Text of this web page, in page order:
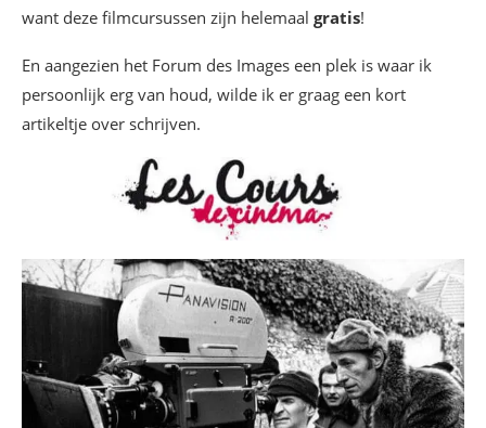
want deze filmcursussen zijn helemaal gratis!
En aangezien het Forum des Images een plek is waar ik
persoonlijk erg van houd, wilde ik er graag een kort
artikeltje over schrijven.